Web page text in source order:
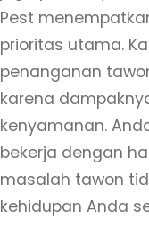
o
g
j
a
L
a
y
a
Pest
prioritas utama.
penanganan
karena
kenyamanan.
bekerja dengan
masalah tawon
kehidupan Anda